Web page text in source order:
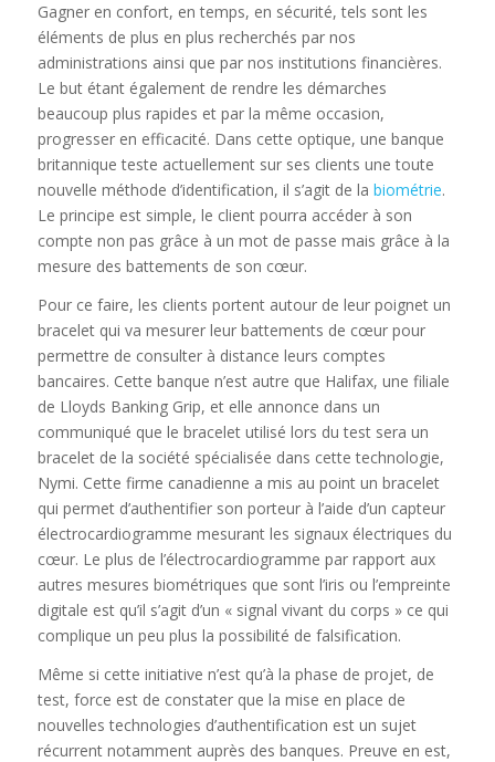
Gagner en confort, en temps, en sécurité, tels sont les
éléments de plus en plus recherchés par nos
administrations ainsi que par nos institutions financières.
Le but étant également de rendre les démarches
beaucoup plus rapides et par la même occasion,
progresser en efficacité. Dans cette optique, une banque
britannique teste actuellement sur ses clients une toute
nouvelle méthode d’identification, il s’agit de la biométrie.
Le principe est simple, le client pourra accéder à son
compte non pas grâce à un mot de passe mais grâce à la
mesure des battements de son cœur.
Pour ce faire, les clients portent autour de leur poignet un
bracelet qui va mesurer leur battements de cœur pour
permettre de consulter à distance leurs comptes
bancaires. Cette banque n’est autre que Halifax, une filiale
de Lloyds Banking Grip, et elle annonce dans un
communiqué que le bracelet utilisé lors du test sera un
bracelet de la société spécialisée dans cette technologie,
Nymi. Cette firme canadienne a mis au point un bracelet
qui permet d’authentifier son porteur à l’aide d’un capteur
électrocardiogramme mesurant les signaux électriques du
cœur. Le plus de l’électrocardiogramme par rapport aux
autres mesures biométriques que sont l’iris ou l’empreinte
digitale est qu’il s’agit d’un « signal vivant du corps » ce qui
complique un peu plus la possibilité de falsification.
Même si cette initiative n’est qu’à la phase de projet, de
test, force est de constater que la mise en place de
nouvelles technologies d’authentification est un sujet
récurrent notamment auprès des banques. Preuve en est,